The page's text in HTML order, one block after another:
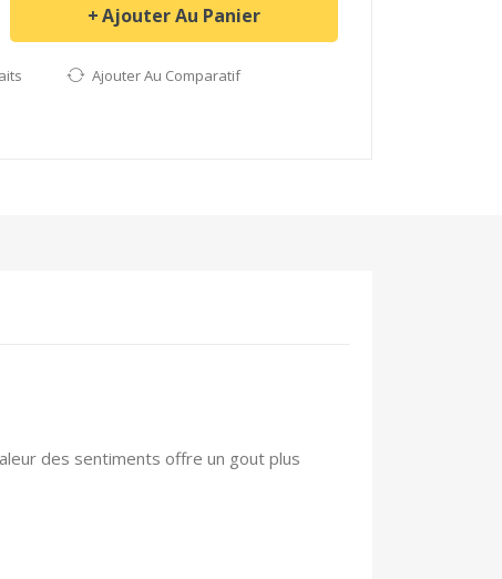
Ajouter Au Panier
Ajouter Au Comparatif
des sentiments offre un gout plus